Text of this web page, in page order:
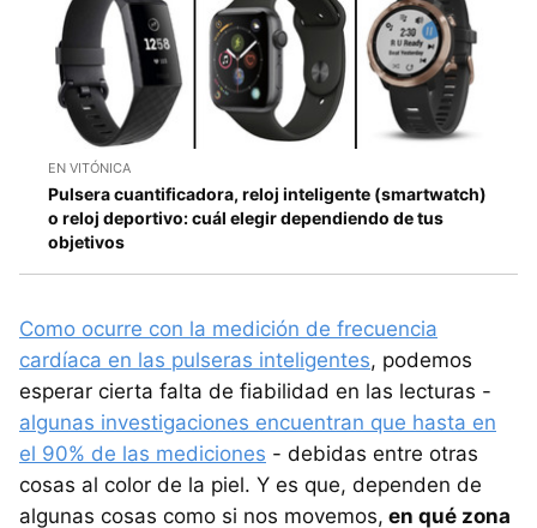
EN VITÓNICA
Pulsera cuantificadora, reloj inteligente (smartwatch)
o reloj deportivo: cuál elegir dependiendo de tus
objetivos
Como ocurre con la medición de frecuencia
cardíaca en las pulseras inteligentes, podemos
esperar cierta falta de fiabilidad en las lecturas -
algunas investigaciones encuentran que hasta en
el 90% de las mediciones - debidas entre otras
cosas al color de la piel. Y es que, dependen de
algunas cosas como si nos movemos, en qué zona